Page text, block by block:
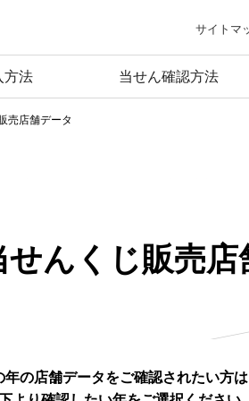
サイトマ
方法 当せん確認方法
売店舗データ
せんくじ販売店
年の店舗データをご確認されたい方は